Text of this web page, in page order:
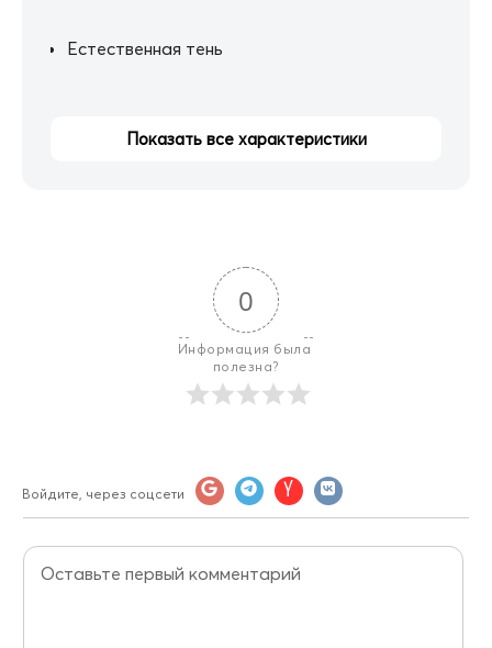
Естественная тень
Показать все характеристики
0
Информация была
полезна?
Войдите, через соцсети